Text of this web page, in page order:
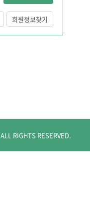
회원정보찾기
ALL RIGHTS RESERVED.